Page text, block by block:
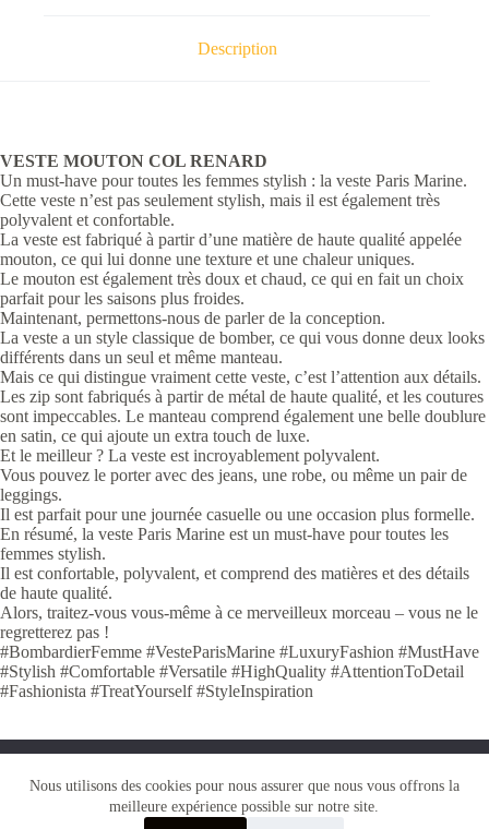
Nous utilisons des cookies pour nous assurer que nous vous offrons la
meilleure expérience possible sur notre site.
Description
VESTE MOUTON COL RENARD
Un must-have pour toutes les femmes stylish : la veste Paris Marine.
Cette veste n’est pas seulement stylish, mais il est également très
polyvalent et confortable.
La veste est fabriqué à partir d’une matière de haute qualité appelée
mouton, ce qui lui donne une texture et une chaleur uniques.
Le mouton est également très doux et chaud, ce qui en fait un choix
parfait pour les saisons plus froides.
Maintenant, permettons-nous de parler de la conception.
La veste a un style classique de bomber, ce qui vous donne deux looks
différents dans un seul et même manteau.
Mais ce qui distingue vraiment cette veste, c’est l’attention aux détails.
Les zip sont fabriqués à partir de métal de haute qualité, et les coutures
sont impeccables. Le manteau comprend également une belle doublure
en satin, ce qui ajoute un extra touch de luxe.
Et le meilleur ? La veste est incroyablement polyvalent.
Vous pouvez le porter avec des jeans, une robe, ou même un pair de
leggings.
Il est parfait pour une journée casuelle ou une occasion plus formelle.
En résumé, la veste Paris Marine est un must-have pour toutes les
femmes stylish.
Il est confortable, polyvalent, et comprend des matières et des détails
de haute qualité.
Alors, traitez-vous vous-même à ce merveilleux morceau – vous ne le
regretterez pas !
#BombardierFemme #VesteParisMarine #LuxuryFashion #MustHave
#Stylish #Comfortable #Versatile #HighQuality #AttentionToDetail
#Fashionista #TreatYourself #StyleInspiration
expérience sur notre site web. Si vous continuez à utiliser ce
site, nous supposerons que vous en êtes satisfait.